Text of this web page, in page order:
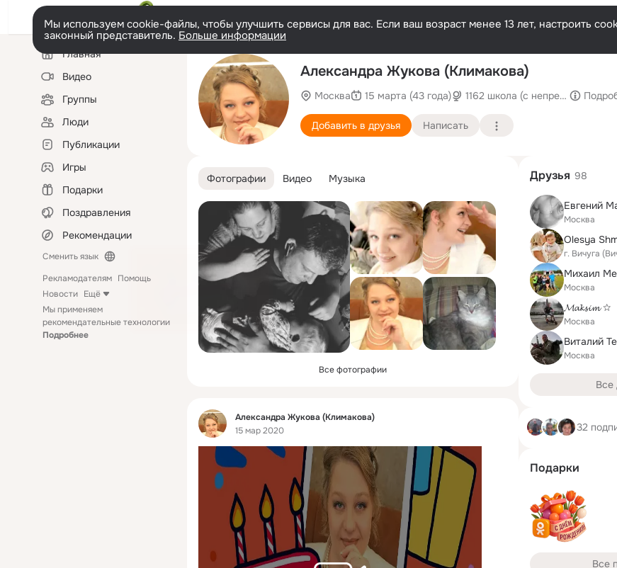
Мы используем cookie-файлы, чтобы улучшить сервисы для вас. Если ваш возраст менее 13 лет, настроить
законный представитель. Больше информации
Левая
колонкаГлавная
Видео
Группы
Люди
Публикации
Игры
Подарки
Поздравления
Рекомендации
Сменить язык
Рекламодателям Помощь
Новости Ещё
Мы применяем
рекомендательные технологии
Подробнее
Александра Жукова (Климакова)
Москва 15 марта (43 года) 1162 школа (с непрерывным
Добавить в друзья Написать
Фотографии Видео Музыка
Все фотографии
Фид
Александра Жукова (Климакова)
15 мар 2020
Друзья 98
Евгений
Москва
Olesya
г. Вичуга
Михаил
Москва
𝓜𝓪𝓴𝓼𝓲𝓶 ☆
Москва
Виталий
Москва
Все
32
Подарки
Все